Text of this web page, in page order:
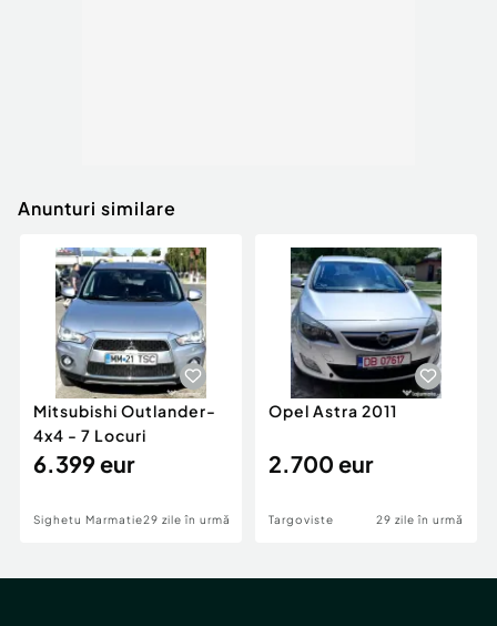
Anunturi similare
Mitsubishi Outlander-
4x4 - 7 Locuri
6.399 eur
Sighetu Marmatiei29 zile în urmă
Opel Astra 2011
2.700 eur
Targoviste 29 zile în urmă